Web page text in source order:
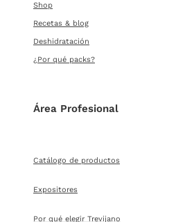
Shop
Recetas & blog
Deshidratación
¿Por qué packs?
Área Profesional
Catálogo de productos
Expositores
Por qué elegir Trevijano